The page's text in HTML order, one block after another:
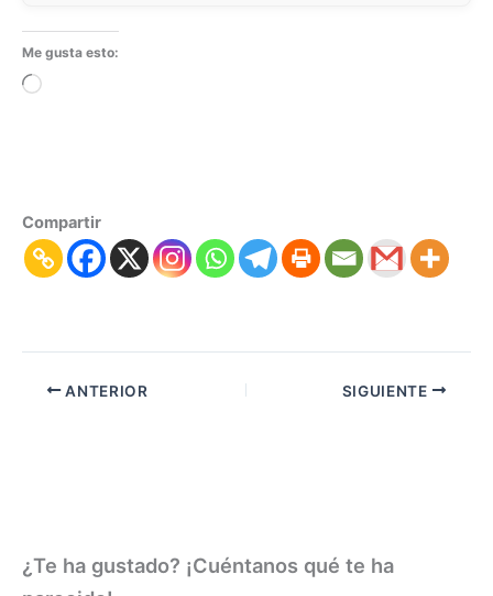
Me gusta esto:
Cargando...
Compartir
ANTERIOR SIGUIENTE
¿Te ha gustado? ¡Cuéntanos qué te ha